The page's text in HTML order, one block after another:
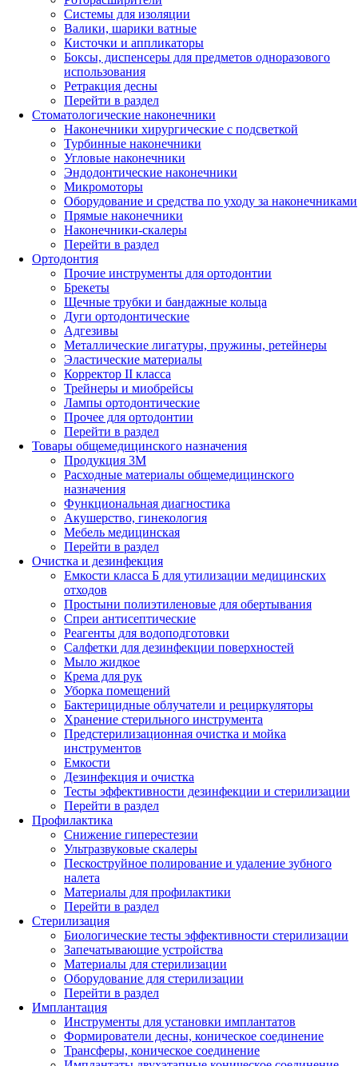
Системы для изоляции
Валики, шарики ватные
Кисточки и аппликаторы
Боксы, диспенсеры для предметов одноразового
использования
Ретракция десны
Перейти в раздел
Стоматологические наконечники
Наконечники хирургические с подсветкой
Турбинные наконечники
Угловые наконечники
Эндодонтические наконечники
Микромоторы
Оборудование и средства по уходу за наконечниками
Прямые наконечники
Наконечники-скалеры
Перейти в раздел
Ортодонтия
Прочие инструменты для ортодонтии
Брекеты
Щечные трубки и бандажные кольца
Дуги ортодонтические
Адгезивы
Металлические лигатуры, пружины, ретейнеры
Эластические материалы
Корректор II класса
Трейнеры и миобрейсы
Лампы ортодонтические
Прочее для ортодонтии
Перейти в раздел
Товары общемедицинского назначения
Продукция 3М
Расходные материалы общемедицинского
назначения
Функциональная диагностика
Акушерство, гинекология
Мебель медицинская
Перейти в раздел
Очистка и дезинфекция
Емкости класса Б для утилизации медицинских
отходов
Простыни полиэтиленовые для обертывания
Спреи антисептические
Реагенты для водоподготовки
Салфетки для дезинфекции поверхностей
Мыло жидкое
Крема для рук
Уборка помещений
Бактерицидные облучатели и рециркуляторы
Хранение стерильного инструмента
Предстерилизационная очистка и мойка
инструментов
Емкости
Дезинфекция и очистка
Тесты эффективности дезинфекции и стерилизации
Перейти в раздел
Профилактика
Снижение гиперестезии
Ультразвуковые скалеры
Пескоструйное полирование и удаление зубного
налета
Материалы для профилактики
Перейти в раздел
Стерилизация
Биологические тесты эффективности стерилизации
Запечатывающие устройства
Материалы для стерилизации
Оборудование для стерилизации
Перейти в раздел
Имплантация
Инструменты для установки имплантатов
Формирователи десны, коническое соединение
Трансферы, коническое соединение